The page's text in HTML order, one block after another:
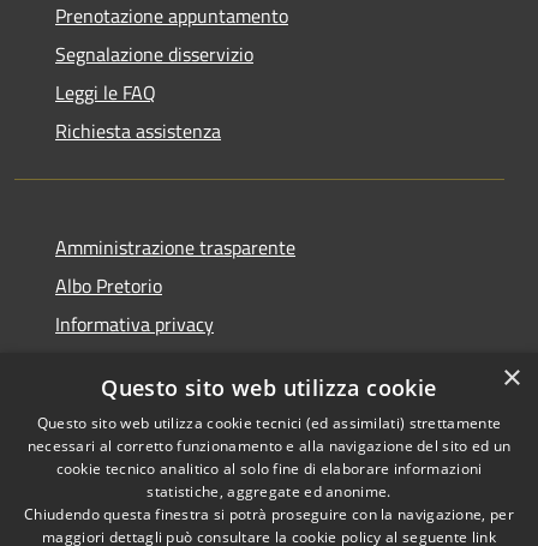
Prenotazione appuntamento
Segnalazione disservizio
Leggi le FAQ
Richiesta assistenza
Amministrazione trasparente
Albo Pretorio
Informativa privacy
Dichiarazione di accessibilità
RSS
Copyright © 2026 • Comune di
×
Questo sito web utilizza cookie
Questo sito web utilizza cookie tecnici (ed assimilati) strettamente
necessari al corretto funzionamento e alla navigazione del sito ed un
cookie tecnico analitico al solo fine di elaborare informazioni
statistiche, aggregate ed anonime.
Chiudendo questa finestra si potrà proseguire con la navigazione, per
maggiori dettagli può consultare la cookie policy al seguente link